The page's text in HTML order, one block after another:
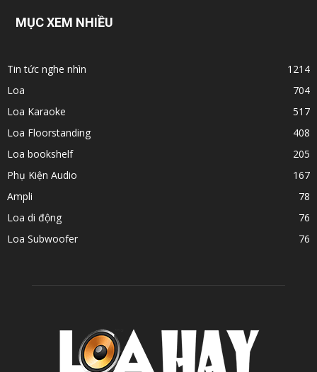
MỤC XEM NHIỀU
Tin tức nghe nhìn
1214
Loa
704
Loa Karaoke
517
Loa Floorstanding
408
Loa bookshelf
205
Phụ Kiện Audio
167
Ampli
78
Loa di động
76
Loa Subwoofer
76